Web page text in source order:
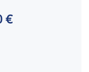
€